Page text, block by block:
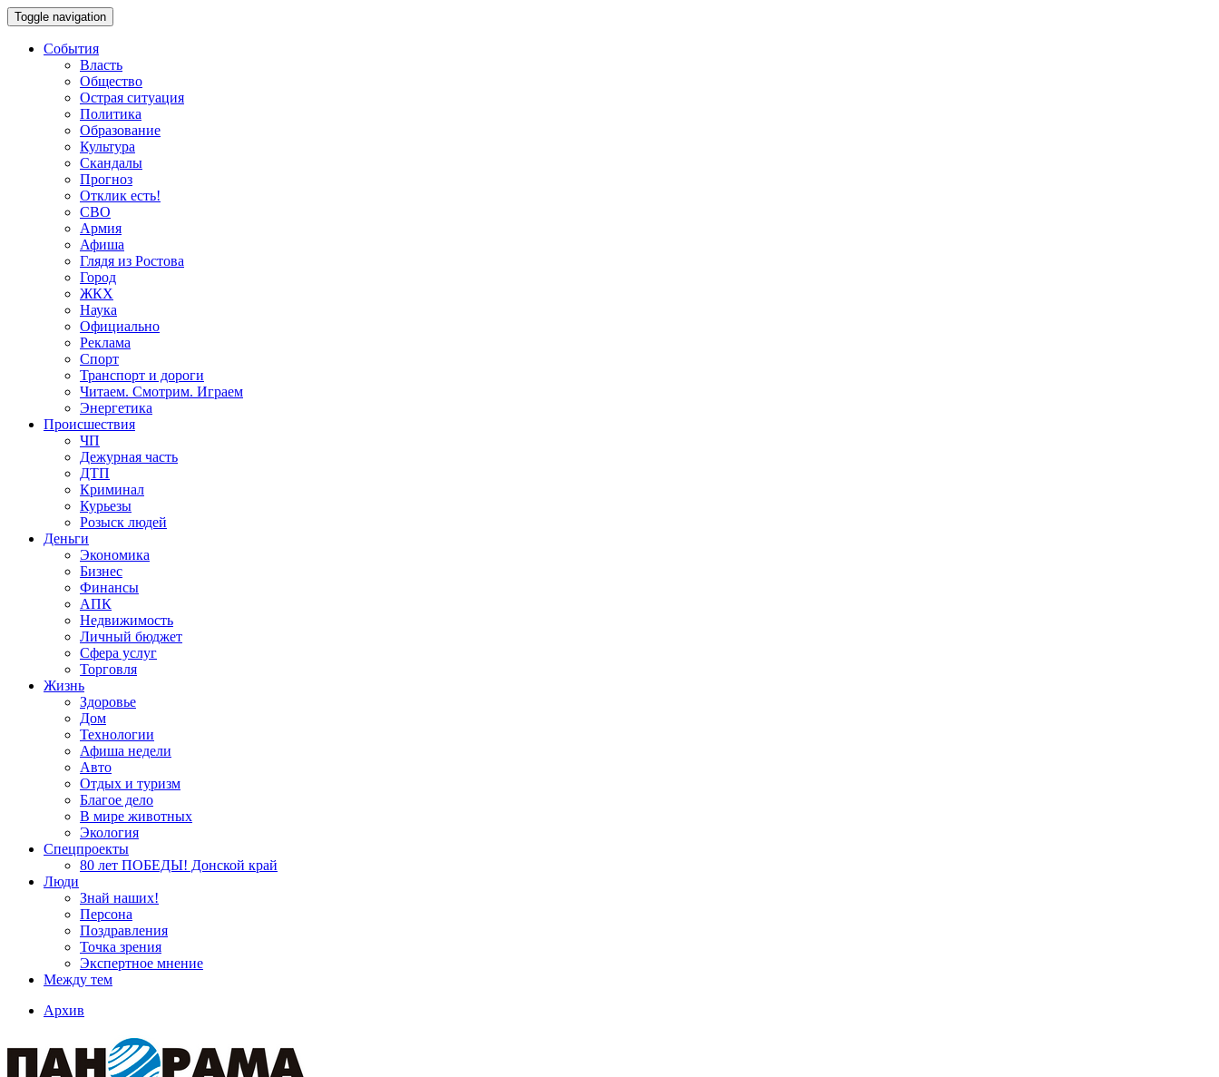
Toggle navigation
События
Власть
Общество
Острая ситуация
Политика
Образование
Культура
Скандалы
Прогноз
Отклик есть!
СВО
Армия
Афиша
Глядя из Ростова
Город
ЖКХ
Наука
Официально
Реклама
Спорт
Транспорт и дороги
Читаем. Смотрим. Играем
Энергетика
Происшествия
ЧП
Дежурная часть
ДТП
Криминал
Курьезы
Розыск людей
Деньги
Экономика
Бизнес
Финансы
АПК
Недвижимость
Личный бюджет
Сфера услуг
Торговля
Жизнь
Здоровье
Дом
Технологии
Афиша недели
Авто
Отдых и туризм
Благое дело
В мире животных
Экология
Спецпроекты
80 лет ПОБЕДЫ! Донской край
Люди
Знай наших!
Персона
Поздравления
Точка зрения
Экспертное мнение
Между тем
Архив